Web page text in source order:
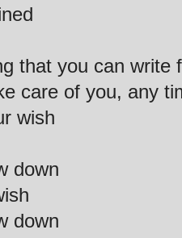
that you can write
care of you, any
wish
down
down